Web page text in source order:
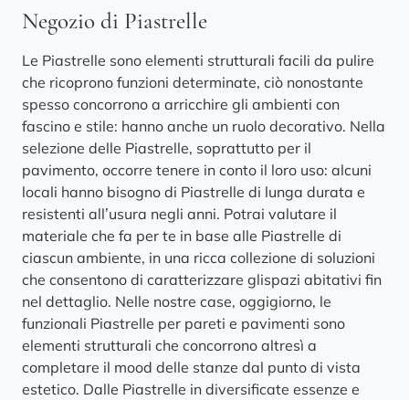
Negozio di Piastrelle
Le Piastrelle sono elementi strutturali facili da pulire
che ricoprono funzioni determinate, ciò nonostante
spesso concorrono a arricchire gli ambienti con
fascino e stile: hanno anche un ruolo decorativo. Nella
selezione delle Piastrelle, soprattutto per il
pavimento, occorre tenere in conto il loro uso: alcuni
locali hanno bisogno di Piastrelle di lunga durata e
resistenti all’usura negli anni. Potrai valutare il
materiale che fa per te in base alle Piastrelle di
ciascun ambiente, in una ricca collezione di soluzioni
che consentono di caratterizzare glispazi abitativi fin
nel dettaglio. Nelle nostre case, oggigiorno, le
funzionali Piastrelle per pareti e pavimenti sono
elementi strutturali che concorrono altresì a
completare il mood delle stanze dal punto di vista
estetico. Dalle Piastrelle in diversificate essenze e